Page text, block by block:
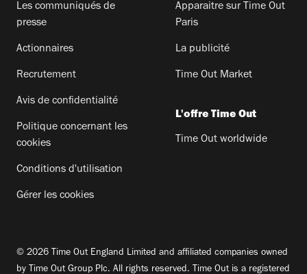
Les communiqués de
presse
Actionnaires
Recrutement
Avis de confidentialité
Politique concernant les
cookies
Conditions d'utilisation
Gérer les cookies
Apparaitre sur Time Out
Paris
La publicité
Time Out Market
L'offre Time Out
Time Out worldwide
© 2026 Time Out England Limited and affiliated companies owned
by Time Out Group Plc. All rights reserved. Time Out is a registered